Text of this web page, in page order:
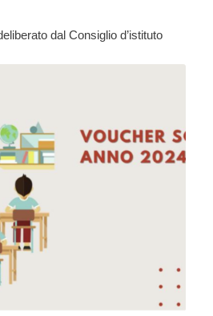
dal Consiglio d’istituto